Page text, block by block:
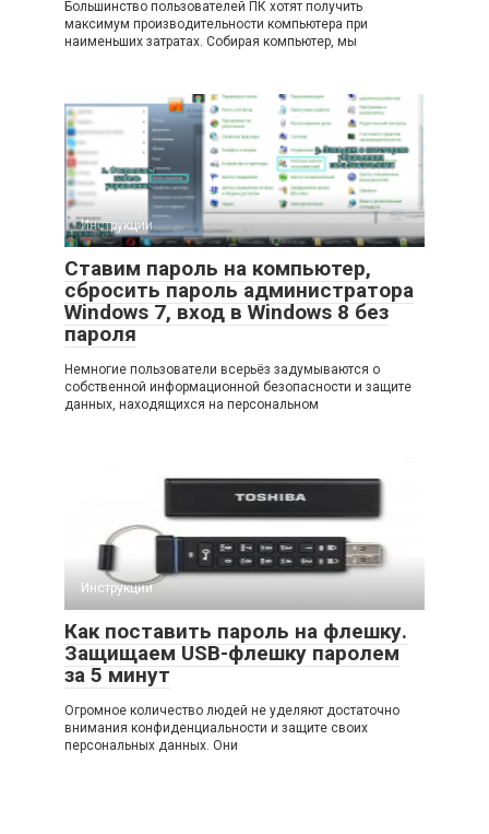
Большинство пользователей ПК хотят получить
максимум производительности компьютера при
наименьших затратах. Собирая компьютер, мы
Инструкции
Ставим пароль на компьютер,
сбросить пароль администратора
Windows 7, вход в Windows 8 без
пароля
Немногие пользователи всерьёз задумываются о
собственной информационной безопасности и защите
данных, находящихся на персональном
Инструкции
Как поставить пароль на флешку.
Защищаем USB-флешку паролем
за 5 минут
Огромное количество людей не уделяют достаточно
внимания конфиденциальности и защите своих
персональных данных. Они